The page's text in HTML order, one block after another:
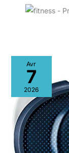
Avr
7
2026
Test
:
bose
soundsport
free,
écouteurs
de
sport
sans
fil